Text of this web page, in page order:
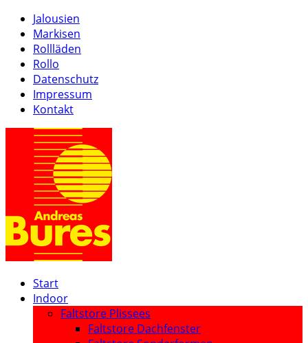
Jalousien
Markisen
Rollläden
Rollo
Datenschutz
Impressum
Kontakt
Start
Indoor
Faltstore Plissees
Faltstore Dachfenster